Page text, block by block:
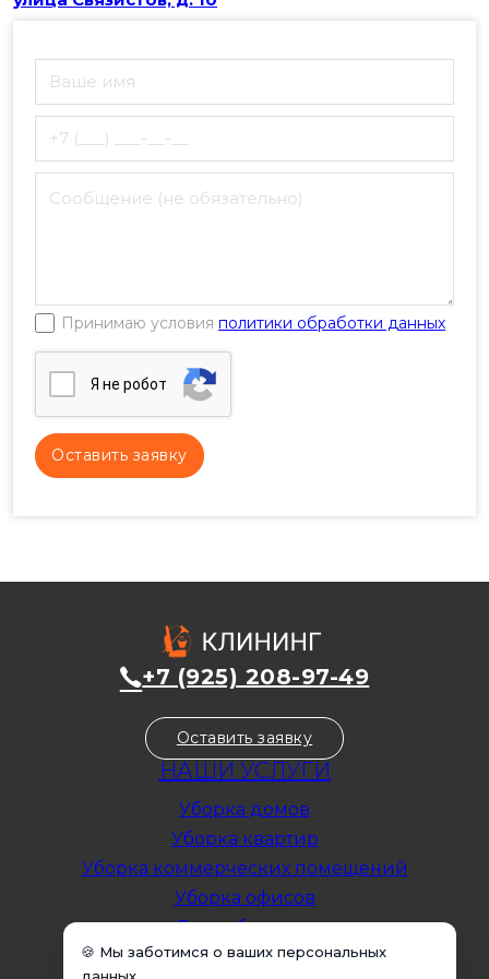
Наш офис:
улица Связистов, д. 10
Принимаю условия
НАШИ УСЛУГИ
+7 (925) 208-97-49
Оставить заявку
🍪 Мы заботимся о ваших персональных